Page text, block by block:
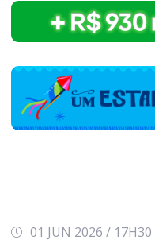
01 JUN 2026 / 17H30